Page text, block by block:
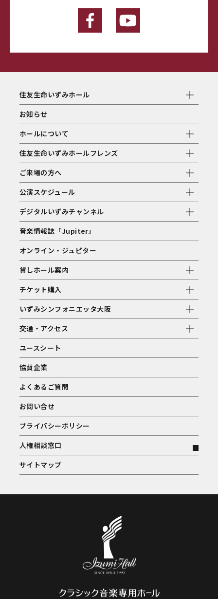
住友生命いずみホール
お知らせ
ホールについて
住友生命いずみホールフレンズ
ご来場の方へ
公演スケジュール
デジタルいずみチャンネル
音楽情報誌「Jupiter」
オンライン・ジュピター
貸しホール案内
チケット購入
いずみシンフォニエッタ大阪
交通・アクセス
ユースシート
協賛企業
よくあるご質問
お問い合せ
プライバシーポリシー
人権相談窓口
サイトマップ